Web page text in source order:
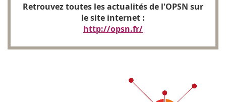
Retrouvez toutes les actualités de l'OPSN sur
le site internet :
http://opsn.fr/